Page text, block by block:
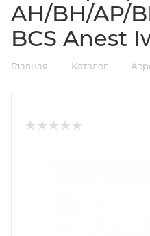
AH/BH/AP/
BCS Anest
Главная — Каталог —